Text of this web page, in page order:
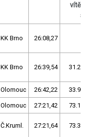
s
KK Brno 26:08,27
KK Brno 26:39,54 31.27/
Olomouc 26:42,22 33.95/
Olomouc 27:21,42 73.15/
Č.Kruml. 27:21,64 73.37/